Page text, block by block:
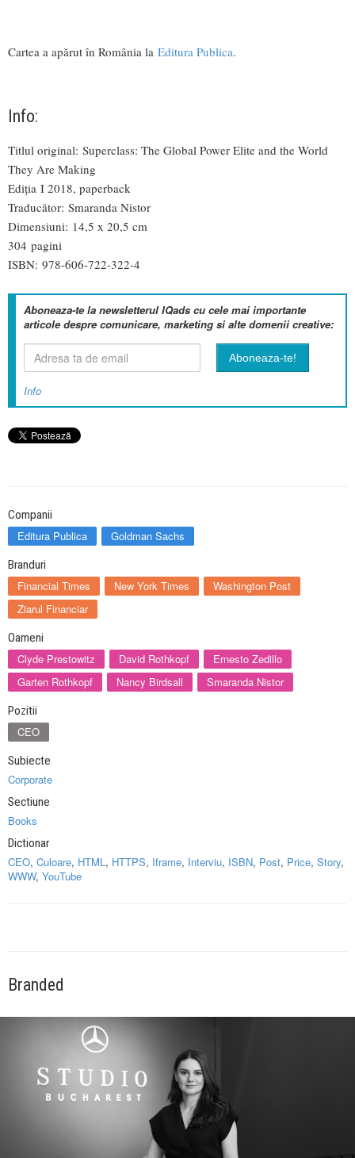
Cartea a apărut în România la Editura Publica.
Info:
Titlul original: Superclass: The Global Power Elite and the World
They Are Making
Ediția I 2018, paperback
Traducător: Smaranda Nistor
Dimensiuni: 14,5 x 20,5 cm
304 pagini
ISBN: 978-606-722-322-4
Aboneaza-te la newsletterul IQads cu cele mai importante
articole despre comunicare, marketing si alte domenii creative:
Info
Companii
Editura Publica Goldman Sachs
Branduri
Financial Times New York Times
Washington Post
Ziarul Financiar
Oameni
Clyde Prestowitz David Rothkopf
Ernesto Zedillo
Garten Rothkopf
Nancy Birdsall Smaranda Nistor
Pozitii
CEO
Subiecte
Corporate
Sectiune
Books
Dictionar
CEO, Culoare, HTML , HTTPS, Iframe, Interviu, ISBN, Post, Price, Story,
WWW, YouTube
Branded